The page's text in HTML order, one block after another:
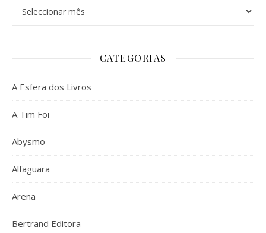
CATEGORIAS
A Esfera dos Livros
A Tim Foi
Abysmo
Alfaguara
Arena
Bertrand Editora